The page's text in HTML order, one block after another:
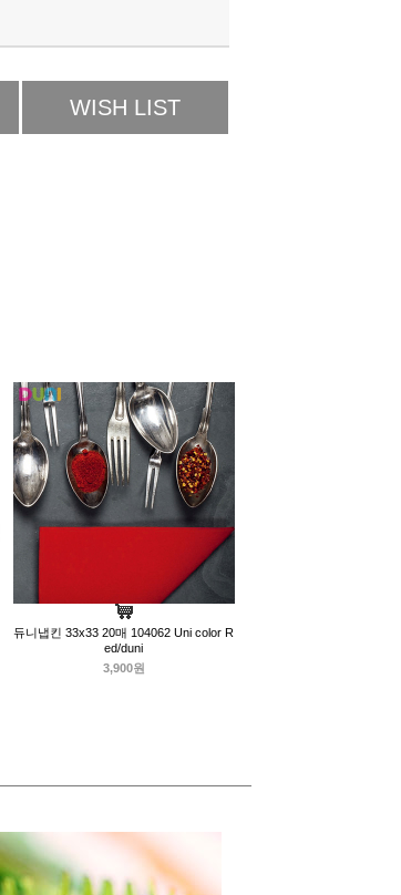
WISH LIST
듀니냅킨 33x33 20매 104062 Uni color R
ed/duni
3,900원